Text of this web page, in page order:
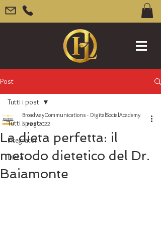
Post
Tutti i post
Integratori
Dieta
Tutti i post
La dieta perfetta: il
metodo dietetico del Dr.
Baiamonte
BroadwayCommunications - DigitalSocialAcademy
5 mag 2022